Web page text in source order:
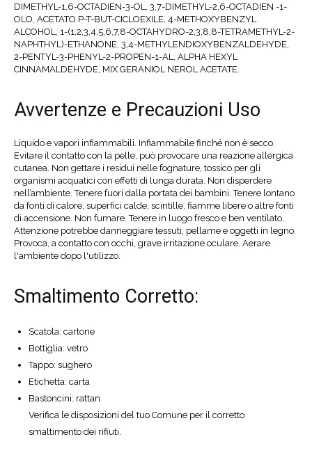
DIMETHYL-1,6-OCTADIEN-3-OL, 3,7-DIMETHYL-2,6-OCTADIEN -1-
OLO, ACETATO P-T-BUT-CICLOEXILE, 4-METHOXYBENZYL
ALCOHOL, 1-(1,2,3,4,5,6,7,8-OCTAHYDRO-2,3,8,8-TETRAMETHYL-2-
NAPHTHYL)-ETHANONE, 3,4-METHYLENDIOXYBENZALDEHYDE,
2-PENTYL-3-PHENYL-2-PROPEN-1-AL, ALPHA HEXYL
CINNAMALDEHYDE, MIX GERANIOL NEROL ACETATE.
Avvertenze e Precauzioni Uso
Liquido e vapori infiammabili. Infiammabile finché non è secco.
Evitare il contatto con la pelle, può provocare una reazione allergica
cutanea. Non gettare i residui nelle fognature, tossico per gli
organismi acquatici con effetti di lunga durata. Non disperdere
nell’ambiente. Tenere fuori dalla portata dei bambini. Tenere lontano
da fonti di calore, superfici calde, scintille, fiamme libere o altre fonti
di accensione. Non fumare. Tenere in luogo fresco e ben ventilato.
Attenzione potrebbe danneggiare tessuti, pellame e oggetti in legno.
Provoca, a contatto con occhi, grave irritazione oculare. Aerare
l'ambiente dopo l'utilizzo.
Smaltimento Corretto:
Scatola: cartone
Bottiglia: vetro
Tappo: sughero
Etichetta: carta
Bastoncini: rattan
Verifica le disposizioni del tuo Comune per il corretto
smaltimento dei rifiuti.